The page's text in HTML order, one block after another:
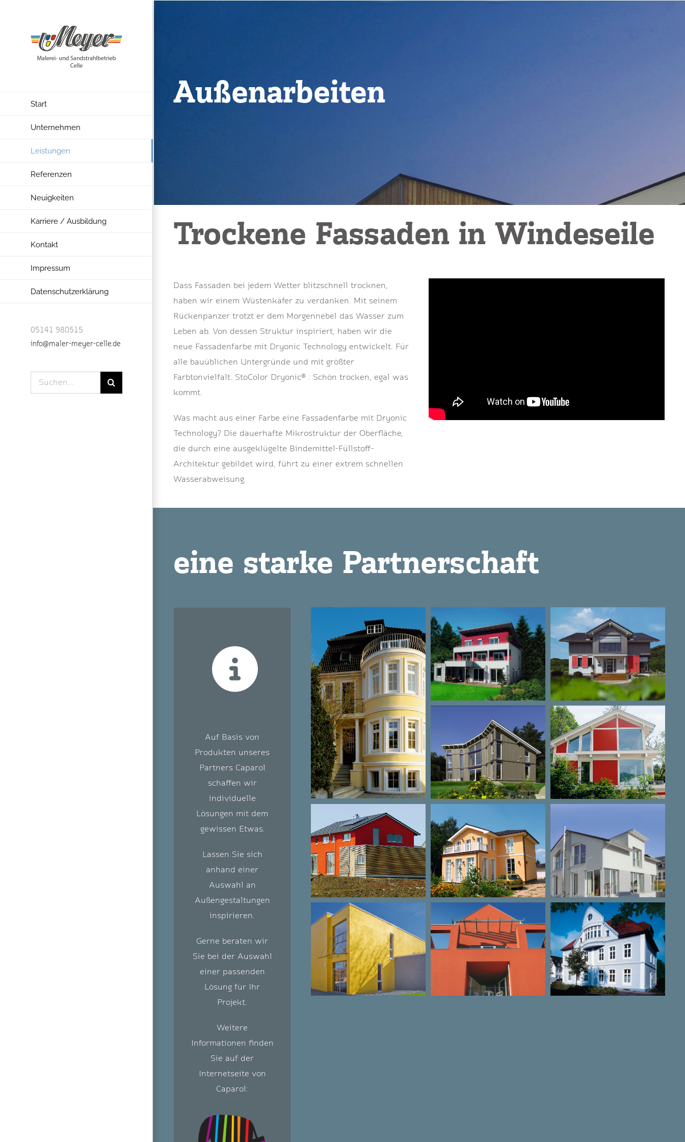
Start
Unternehmen
Leistungen
Referenzen
Neuigkeiten
Karriere / Ausbildung
Kontakt
Impressum
Datenschutzerklärung
05141 980515
info@maler-meyer-celle.de
Suche
nach:
Außenarbeiten
Trockene Fassaden in Windeseile
Dass Fassaden bei jedem Wetter blitzschnell trocknen,
haben wir einem Wüstenkäfer zu verdanken. Mit seinem
Rückenpanzer trotzt er dem Morgennebel das Wasser zum
Leben ab. Von dessen Struktur inspiriert, haben wir die
neue Fassadenfarbe mit Dryonic Technology entwickelt. Für
alle bauüblichen Untergründe und mit größter
Farbtonvielfalt. StoColor Dryonic® : Schön trocken, egal was
kommt.
Was macht aus einer Farbe eine Fassadenfarbe mit Dryonic
Technology? Die dauerhafte Mikrostruktur der Oberfläche,
die durch eine ausgeklügelte Bindemittel-Füllstoff-
Architektur gebildet wird, führt zu einer extrem schnellen
Wasserabweisung.
eine starke Partnerschaft
Auf Basis von
Produkten unseres
Partners Caparol
schaffen wir
individuelle
Lösungen mit dem
gewissen Etwas.
Lassen Sie sich
anhand einer
Auswahl an
Außengestaltungen
inspirieren.
Gerne beraten wir
Sie bei der Auswahl
einer passenden
Lösung für Ihr
Projekt.
Weitere
Informationen finden
Sie auf der
Internetseite von
Caparol: